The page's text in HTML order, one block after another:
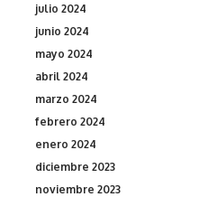
julio 2024
junio 2024
mayo 2024
abril 2024
marzo 2024
febrero 2024
enero 2024
diciembre 2023
noviembre 2023